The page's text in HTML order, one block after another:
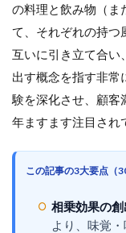
の料理と飲み物（ま
て、それぞれの持つ
互いに引き立て合い
出す概念を指す非常
験を深化させ、顧客
年ますます注目され
この記事の3大要点（
相乗効果の創
より、味覚